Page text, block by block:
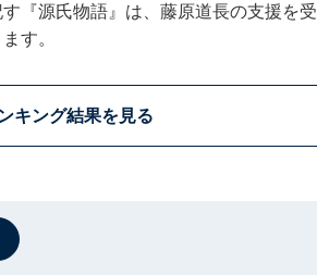
『源氏物語』は、藤原道長の支援を受
す。
キング結果を見る